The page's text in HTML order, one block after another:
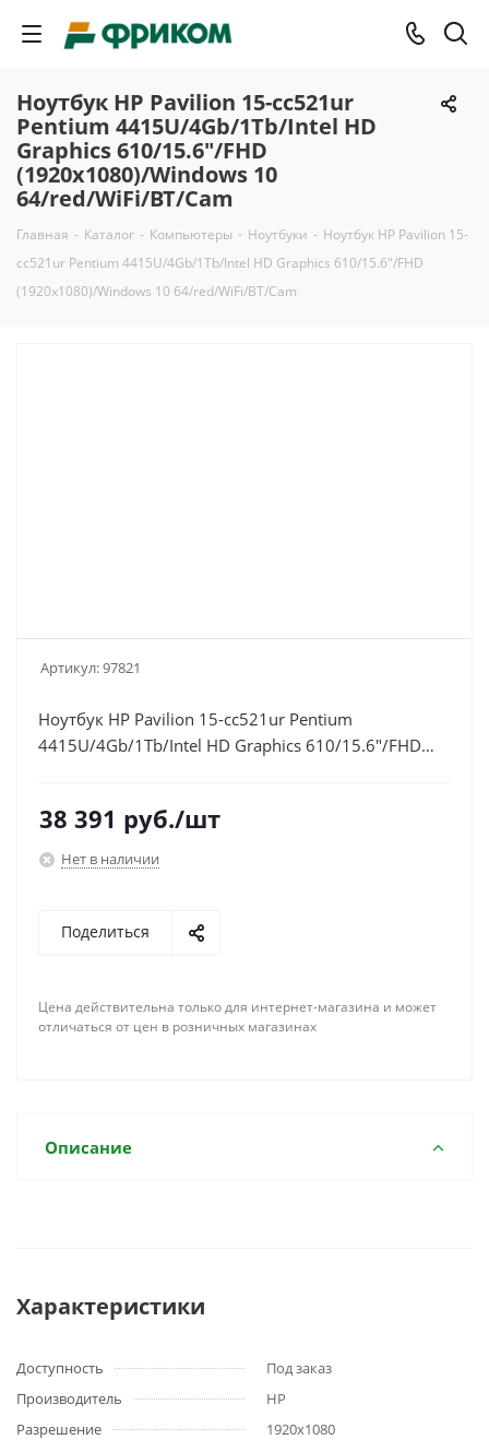
Ноутбук HP Pavilion 15-cc521ur
Pentium 4415U/4Gb/1Tb/Intel HD
Graphics 610/15.6"/FHD
(1920x1080)/Windows 10
64/red/WiFi/BT/Cam
Главная - Каталог - Компьютеры - Ноутбуки - Ноутбук HP Pavilion 15-
cc521ur Pentium 4415U/4Gb/1Tb/Intel HD Graphics 610/15.6"/FHD
(1920x1080)/Windows 10 64/red/WiFi/BT/Cam
Артикул:97821
Ноутбук HP Pavilion 15-cc521ur Pentium
4415U/4Gb/1Tb/Intel HD Graphics 610/15.6"/FHD
38 391 руб./шт
Нет в наличии
Поделиться
Цена действительна только для интернет-магазина и может
отличаться от цен в розничных магазинах
Описание
Характеристики
Доступность
Под заказ
Производитель
HP
Разрешение
1920x1080